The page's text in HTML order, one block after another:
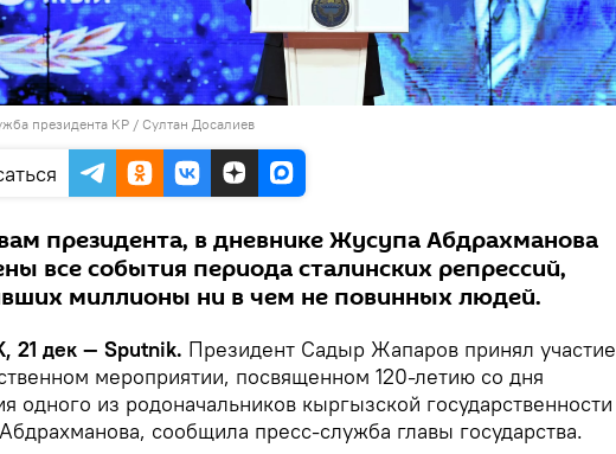
президента КР / Султан Досалиев
президента, в дневнике Жусупа Абдрахманова
все события периода сталинских репрессий,
миллионы ни в чем не повинных людей.
21 дек — Sputnik. Президент Садыр Жапаров принял участие
мероприятии, посвященном 120-летию со дня
одного из родоначальников кыргызской государственности
сообщила пресс-служба главы государства.